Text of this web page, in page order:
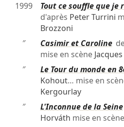
1999
Tout ce souffle que
d'après Peter Turrini
Brozzoni
″
Casimir et Caroline
mise en scène
″
Le Tour du monde en
Kohout… mise en
Kergourlay
″
L'Inconnue de la Seine
Horváth mise en scène